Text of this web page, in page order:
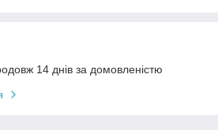
14 днів за домовленістю